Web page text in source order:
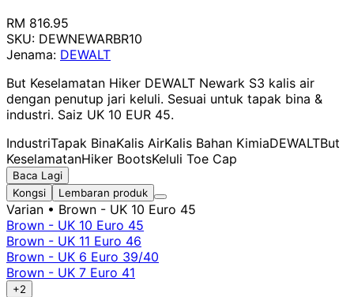
RM 816.95
SKU: DEWNEWARBR10
Jenama: DEWALT
But Keselamatan Hiker DEWALT Newark S3 kalis air
dengan penutup jari keluli. Sesuai untuk tapak bina &
industri. Saiz UK 10 EUR 45.
IndustriTapak BinaKalis AirKalis Bahan KimiaDEWALTBut
KeselamatanHiker BootsKeluli Toe Cap
Baca Lagi
Kongsi
Lembaran produk
Varian • Brown - UK 10 Euro 45
Brown - UK 10 Euro 45
Brown - UK 11 Euro 46
Brown - UK 6 Euro 39/40
Brown - UK 7 Euro 41
+2